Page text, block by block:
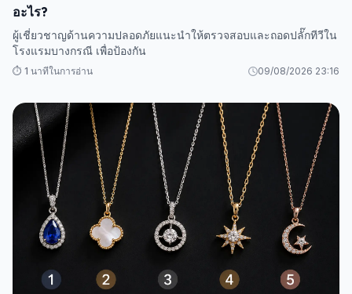
อะไร?
ผู้เชี่ยวชาญด้านความปลอดภัยแนะนำให้ตรวจสอบและถอดปลั๊กทีวีใน
โรงแรมบางกรณี เพื่อป้องกัน
⏱️ 1 นาทีในการอ่าน 09/08/2026 23:16